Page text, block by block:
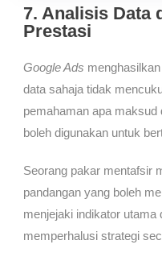
7. Analisis Data
Prestasi
Google Ads
data sahaja tidak
pemahaman apa maksud
boleh digunakan untuk
Seorang pakar mentafsir
pandangan yang boleh
menjejaki indikator utama
memperhalusi strategi